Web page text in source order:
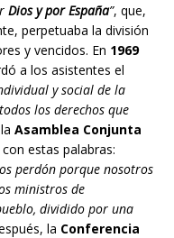
Dios y por España”, que,
perpetuaba la división
y vencidos. En 1969
a los asistentes el
y social de la
los derechos que
Asamblea Conjunta
estas palabras:
perdón porque nosotros
ministros de
dividido por una
la Conferencia